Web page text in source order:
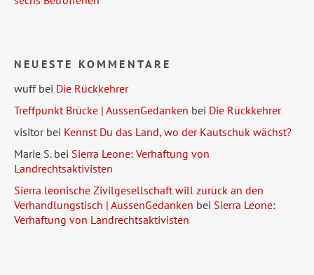
NEUESTE KOMMENTARE
wuffbei Die Rückkehrer
Treffpunkt Brücke | AussenGedanken bei Die Rückkehrer
visitorbei Kennst Du das Land, wo der Kautschuk wächst?
Marie S.bei Sierra Leone: Verhaftung von
Landrechtsaktivisten
Sierra leonische Zivilgesellschaft will zurück an den
Verhandlungstisch | AussenGedanken bei Sierra Leone:
Verhaftung von Landrechtsaktivisten